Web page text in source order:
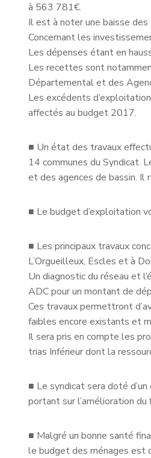
à 563 781€.
Il est à noter une baisse
Concernant les
Les dépenses étant en
Les recettes sont
Départemental et des
Les excédents
affectés au budget 2017.
■ Un état des travaux
14 communes du Syndicat.
et des agences de bassin. Il
■ Le budget d’exploitation
■ Les principaux travaux
L’Orgueilleux, Escles et à
Un diagnostic du réseau et
ADC pour un montant de
Ces travaux permettront
faibles encore existants et
Il sera pris en compte les
trias Inférieur dont la
■ Le syndicat sera doté
portant sur l’amélioration
■ Malgré un bonne santé
le budget des ménages est